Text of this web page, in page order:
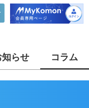
知らせ コラム